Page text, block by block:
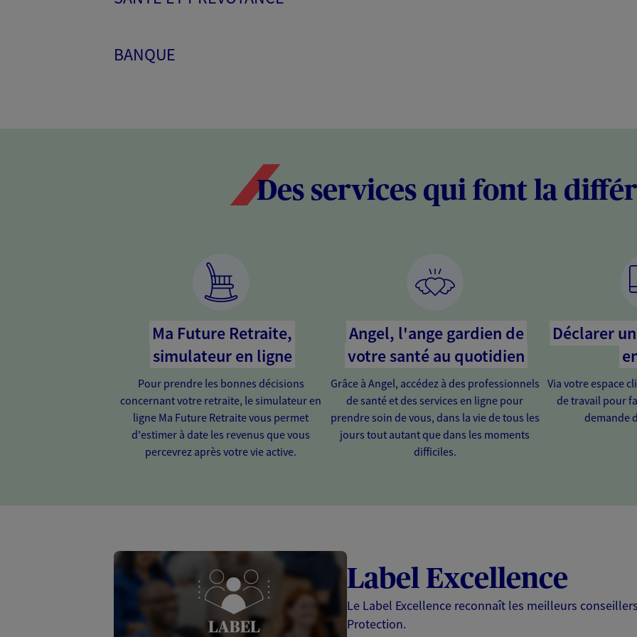
BANQUE
Des services qui font la
Ma Future Retraite,
simulateur en ligne
Pour prendre les bonnes décisions
concernant votre retraite, le simulateur en
ligne Ma Future Retraite vous permet
d'estimer à date les revenus que vous
percevrez après votre vie active.
Angel, l'ange gardien de
votre santé au quotidien
Grâce à Angel, accédez à des professionnels
de santé et des services en ligne pour
prendre soin de vous, dans la vie de tous les
jours tout autant que dans les moments
difficiles.
Déclarer
Via votre espace
de travail pour
demande
Label Excellence
Le Label Excellence reconnaît les meilleurs
Protection.